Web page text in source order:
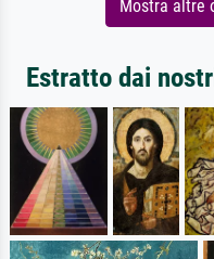
Mostra altre
Estratto dai